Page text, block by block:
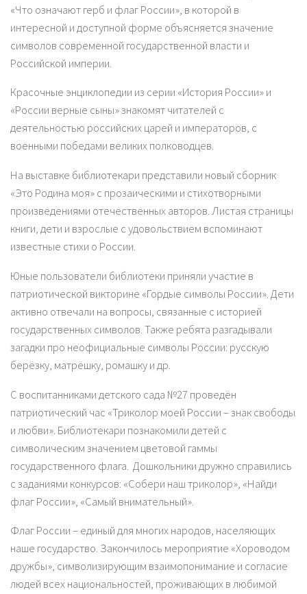
«Что означают герб и флаг России», в которой в
интересной и доступной форме объясняется значение
символов современной государственной власти и
Российской империи.
Красочные энциклопедии из серии «История России» и
«России верные сыны» знакомят читателей с
деятельностью российских царей и императоров, с
военными победами великих полководцев.
На выставке библиотекари представили новый сборник
«Это Родина моя» с прозаическими и стихотворными
произведениями отечественных авторов. Листая страницы
книги, дети и взрослые с удовольствием вспоминают
известные стихи о России.
Юные пользователи библиотеки приняли участие в
патриотической викторине «Гордые символы России». Дети
активно отвечали на вопросы, связанные с историей
государственных символов. Также ребята разгадывали
загадки про неофициальные символы России: русскую
берёзку, матрёшку, ромашку и др.
С воспитанниками детского сада №27 проведён
патриотический час «Триколор моей России – знак свободы
и любви». Библиотекари познакомили детей с
символическим значением цветовой гаммы
государственного флага. Дошкольники дружно справились
с заданиями конкурсов: «Собери наш триколор», «Найди
флаг России», «Самый внимательный».
Флаг России – единый для многих народов, населяющих
наше государство. Закончилось мероприятие «Хороводом
дружбы», символизирующим взаимопонимание и согласие
людей всех национальностей, проживающих в любимой